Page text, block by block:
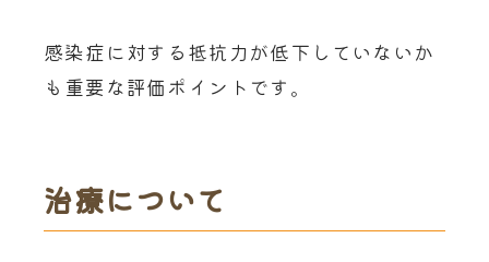
感染症に対する抵抗力が低下していないか
も重要な評価ポイントです。
治療について